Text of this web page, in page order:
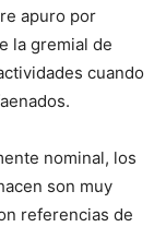
apuro por
la gremial de
cuando
nominal, los
son muy
referencias de